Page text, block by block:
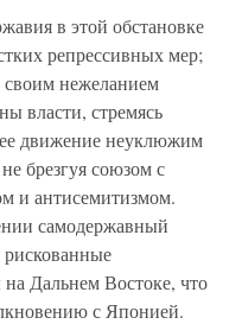
в этой обстановке
репрессивных мер;
своим нежеланием
власти, стремясь
движение неуклюжим
брезгуя союзом с
и антисемитизмом.
самодержавный
рискованные
Дальнем Востоке, что
с Японией.